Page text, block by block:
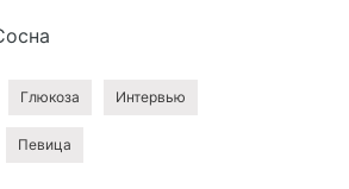
Глюкоза Интервью
Певица